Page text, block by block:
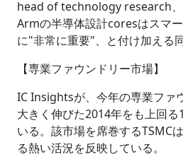
head of technology research、
Armの半導体設計coresはスマ
に"非常に重要"、と付け加える同
【専業ファウンドリー市場】
IC Insightsが、今年の専業ファ
大きく伸びた2014年をも上回る
いる。該市場を席巻するTSMC
る熱い活況を反映している。